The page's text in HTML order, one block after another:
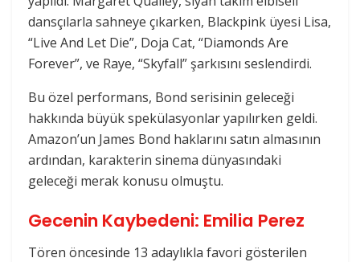
dansçılarla sahneye çıkarken, Blackpink üyesi Lisa,
“Live And Let Die”, Doja Cat, “Diamonds Are
Forever”, ve Raye, “Skyfall” şarkısını seslendirdi.
Bu özel performans, Bond serisinin geleceği
hakkında büyük spekülasyonlar yapılırken geldi.
Amazon’un James Bond haklarını satın almasının
ardından, karakterin sinema dünyasındaki
geleceği merak konusu olmuştu.
Gecenin Kaybedeni: Emilia Perez
Tören öncesinde 13 adaylıkla favori gösterilen